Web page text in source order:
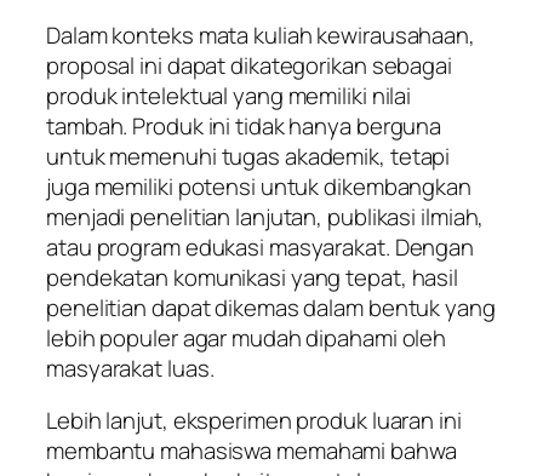
Dalam konteks mata kuliah kewirausahaan,
proposal ini dapat dikategorikan sebagai
produk intelektual yang memiliki nilai
tambah. Produk ini tidak hanya berguna
untuk memenuhi tugas akademik, tetapi
juga memiliki potensi untuk dikembangkan
menjadi penelitian lanjutan, publikasi ilmiah,
atau program edukasi masyarakat. Dengan
pendekatan komunikasi yang tepat, hasil
penelitian dapat dikemas dalam bentuk yang
lebih populer agar mudah dipahami oleh
masyarakat luas.
Lebih lanjut, eksperimen produk luaran ini
membantu mahasiswa memahami bahwa